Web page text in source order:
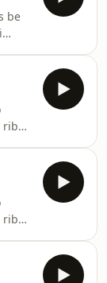
be
ribų
ribų